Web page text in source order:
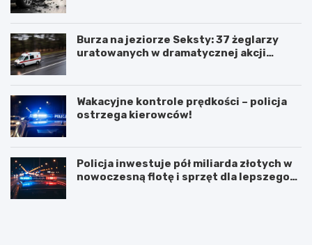
Burza na jeziorze Seksty: 37 żeglarzy
uratowanych w dramatycznej akcji
Wakacyjne kontrole prędkości – policja
ostrzega kierowców!
Policja inwestuje pół miliarda złotych w
nowoczesną flotę i sprzęt dla lepszego